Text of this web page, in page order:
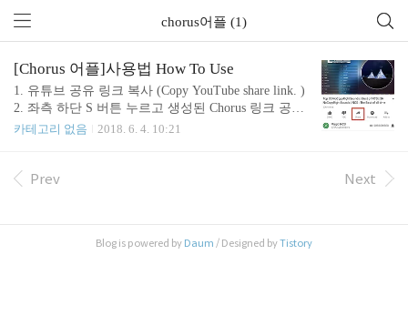
chorus어플 (1)
[Chorus 어플]사용법 How To Use
1. 유튜브 공유 링크 복사 (Copy YouTube share link. )
2. 좌측 하단 S 버튼 누르고 생성된 Chorus 링크 공유
(Push bottom left S button and share it.)3. 여러 아이폰/
측 하단 P 버튼으로 빠른 영상 일시 정지후 재생 (Del
uHJu 2. 내 Ball Plus 게임..
카테고리 없음 2018. 6. 4. 10:21
Prev Next
Blog is powered by Daum / Designed byTistory